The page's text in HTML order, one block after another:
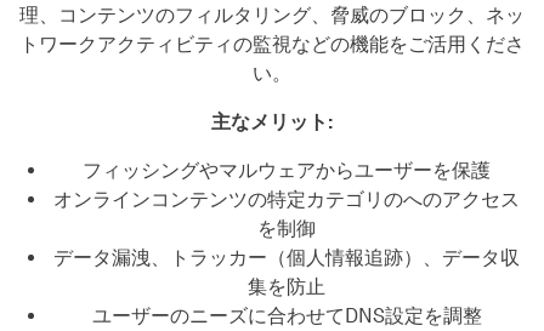
理、コンテンツのフィルタリング、脅威のブロック、ネッ
トワークアクティビティの監視などの機能をご活用くださ
い。
主なメリット:
フィッシングやマルウェアからユーザーを保護
オンラインコンテンツの特定カテゴリのへのアクセス
を制御
データ漏洩、トラッカー（個人情報追跡）、データ収
集を防止
ユーザーのニーズに合わせてDNS設定を調整